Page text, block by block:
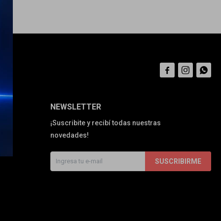
NEWSLETTER
¡Suscribite y recibí todas nuestras
novedades!
SUSCRIBIRME
  